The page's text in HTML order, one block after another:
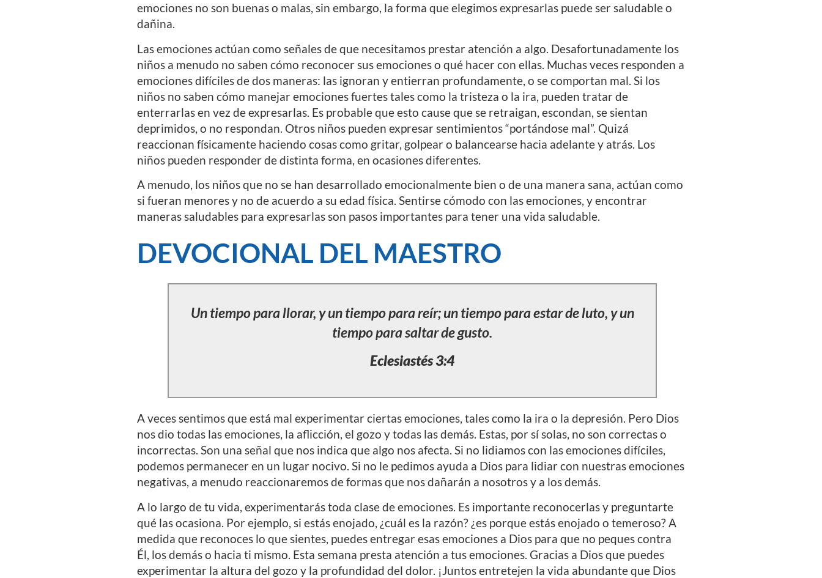
emociones no son buenas o malas, sin embargo, la forma que elegimos expresarlas puede ser saludable o
dañina.
Las emociones actúan como señales de que necesitamos prestar atención a algo. Desafortunadamente los
niños a menudo no saben cómo reconocer sus emociones o qué hacer con ellas. Muchas veces responden a
emociones difíciles de dos maneras: las ignoran y entierran profundamente, o se comportan mal. Si los
niños no saben cómo manejar emociones fuertes tales como la tristeza o la ira, pueden tratar de
enterrarlas en vez de expresarlas. Es probable que esto cause que se retraigan, escondan, se sientan
deprimidos, o no respondan. Otros niños pueden expresar sentimientos “portándose mal”. Quizá
reaccionan físicamente haciendo cosas como gritar, golpear o balancearse hacia adelante y atrás. Los
niños pueden responder de distinta forma, en ocasiones diferentes.
A menudo, los niños que no se han desarrollado emocionalmente bien o de una manera sana, actúan como
si fueran menores y no de acuerdo a su edad física. Sentirse cómodo con las emociones, y encontrar
maneras saludables para expresarlas son pasos importantes para tener una vida saludable.
DEVOCIONAL DEL MAESTRO
Un tiempo para llorar, y un tiempo para reír; un tiempo para estar de luto, y un
tiempo para saltar de gusto.
Eclesiastés 3:4
A veces sentimos que está mal experimentar ciertas emociones, tales como la ira o la depresión. Pero Dios
nos dio todas las emociones, la aflicción, el gozo y todas las demás. Estas, por sí solas, no son correctas o
incorrectas. Son una señal que nos indica que algo nos afecta. Si no lidiamos con las emociones difíciles,
podemos permanecer en un lugar nocivo. Si no le pedimos ayuda a Dios para lidiar con nuestras emociones
negativas, a menudo reaccionaremos de formas que nos dañarán a nosotros y a los demás.
A lo largo de tu vida, experimentarás toda clase de emociones. Es importante reconocerlas y preguntarte
qué las ocasiona. Por ejemplo, si estás enojado, ¿cuál es la razón? ¿es porque estás enojado o temeroso? A
medida que reconoces lo que sientes, puedes entregar esas emociones a Dios para que no peques contra
Él, los demás o hacia ti mismo. Esta semana presta atención a tus emociones. Gracias a Dios que puedes
experimentar la altura del gozo y la profundidad del dolor. ¡Juntos entretejen la vida abundante que Dios